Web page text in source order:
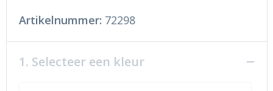
Ademhalingsbescherming
Artikelnummer: 72298
1. Selecteer een kleur